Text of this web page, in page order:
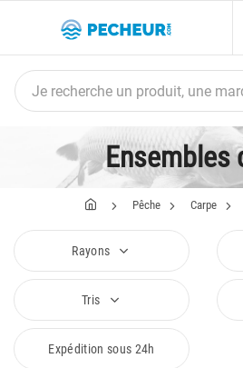
Ensembles
Pêche Carpe
Rayons
Tris
Expédition sous 24h